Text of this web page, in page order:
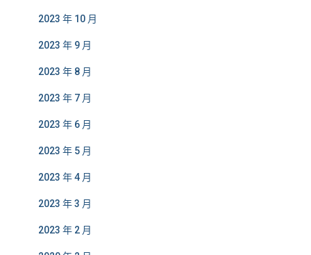
2023 年 10 月
2023 年 9 月
2023 年 8 月
2023 年 7 月
2023 年 6 月
2023 年 5 月
2023 年 4 月
2023 年 3 月
2023 年 2 月